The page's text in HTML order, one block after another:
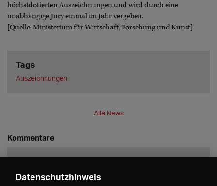
höchstdotierten Auszeichnungen und wird durch eine
unabhängige Jury einmal im Jahr vergeben.
[Quelle: Ministerium für Wirtschaft, Forschung und Kunst]
Tags
Auszeichnungen
Alle News
Kommentare
Datenschutzhinweis